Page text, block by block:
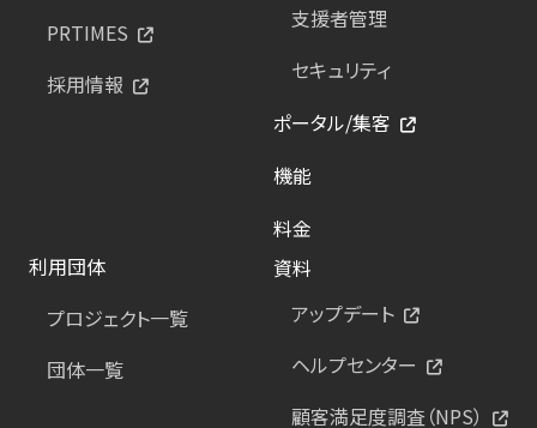
PRTIMES
採用情報
支援者管理
セキュリティ
ポータル/集客
機能
料金
利用団体
プロジェクト一覧
団体一覧
資料
アップデート
ヘルプセンター
顧客満足度調査（NPS）